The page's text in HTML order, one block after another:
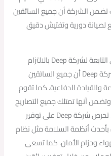
تضمن الشركة أن جميع السائقين
لصيانة دورية وتفتيش دقيق
تتميز خدمة ليموزين الساحل الشمالي التابعة لشركة Deep بالالتزام
القصوى بالسلامة والأمان. تضمن شركة Deep أن جميع السائقين
والقيادة الدفاعية. كما تقوم
أنها تمتلك جميع التصاريح
والتراخيص اللازمة. بالإضافة إلى ذلك، تحرص شركة Deep على توفير
بأحدث أنظمة السلامة مثل نظام
وحزام الأمان. كما تسعى